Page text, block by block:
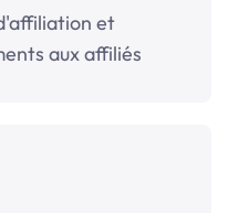
et
aux affiliés